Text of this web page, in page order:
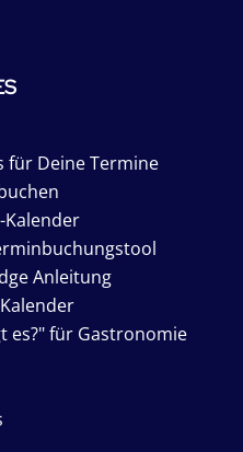
für Deine Termine
Anleitung
es?" für Gastronomie